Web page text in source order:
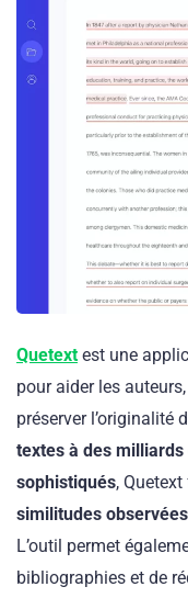
Quetext est une
pour aider les
préserver l’originalité
textes à des
sophistiqués,
similitudes
L’outil permet
bibliographies et de